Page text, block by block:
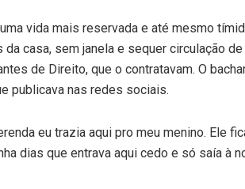
vida mais reservada e até mesmo
casa, sem janela e sequer circulação
de Direito, que o contratavam. O
publicava nas redes sociais.
eu trazia aqui pro meu menino. Ele
dias que entrava aqui cedo e só saía à